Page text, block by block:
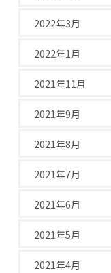
2022年3月
2022年1月
2021年11月
2021年9月
2021年8月
2021年7月
2021年6月
2021年5月
2021年4月